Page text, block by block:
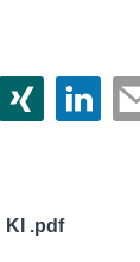
KI .pdf